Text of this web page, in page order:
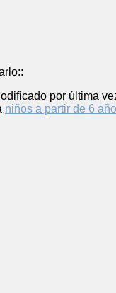
por última
niños a partir de 6